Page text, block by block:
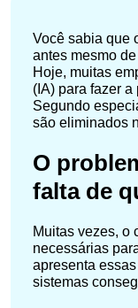
Você sabia que
antes mesmo
Hoje, muitas
(IA) para fazer
Segundo
são eliminados
O
falta de
Muitas vezes, o
necessárias
apresenta
sistemas